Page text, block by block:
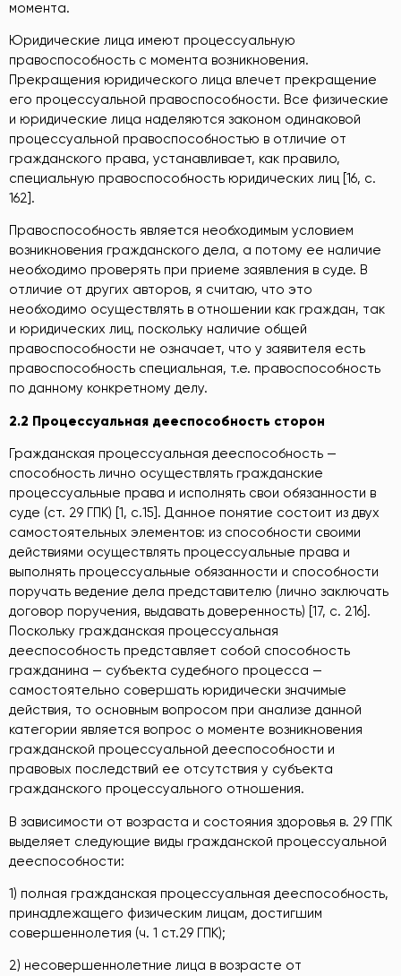
момента.
Юридические лица имеют процессуальную
правоспособность с момента возникновения.
Прекращения юридического лица влечет прекращение
его процессуальной правоспособности. Все физические
и юридические лица наделяются законом одинаковой
процессуальной правоспособностью в отличие от
гражданского права, устанавливает, как правило,
специальную правоспособность юридических лиц [16, c.
162].
Правоспособность является необходимым условием
возникновения гражданского дела, а потому ее наличие
необходимо проверять при приеме заявления в суде. В
отличие от других авторов, я считаю, что это
необходимо осуществлять в отношении как граждан, так
и юридических лиц, поскольку наличие общей
правоспособности не означает, что у заявителя есть
правоспособность специальная, т.е. правоспособность
по данному конкретному делу.
2.2 Процессуальная дееспособность сторон
Гражданская процессуальная дееспособность —
способность лично осуществлять гражданские
процессуальные права и исполнять свои обязанности в
суде (ст. 29 ГПК) [1, c.15]. Данное понятие состоит из двух
самостоятельных элементов: из способности своими
действиями осуществлять процессуальные права и
выполнять процессуальные обязанности и способности
поручать ведение дела представителю (лично заключать
договор поручения, выдавать доверенность) [17, c. 216].
Поскольку гражданская процессуальная
дееспособность представляет собой способность
гражданина — субъекта судебного процесса —
самостоятельно совершать юридически значимые
действия, то основным вопросом при анализе данной
категории является вопрос о моменте возникновения
гражданской процессуальной дееспособности и
правовых последствий ее отсутствия у субъекта
гражданского процессуального отношения.
В зависимости от возраста и состояния здоровья в. 29 ГПК
выделяет следующие виды гражданской процессуальной
дееспособности:
1) полная гражданская процессуальная дееспособность,
принадлежащего физическим лицам, достигшим
совершеннолетия (ч. 1 ст.29 ГПК);
2) несовершеннолетние лица в возрасте от